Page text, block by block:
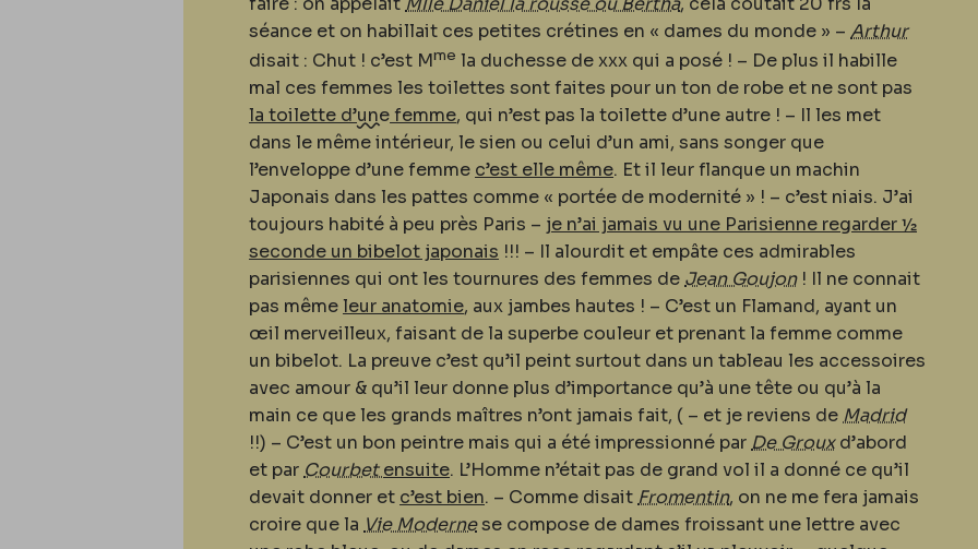
séance et on habillait ces petites crétines en « dames du monde » –Arthur
disait : Chut ! c’est Mme la duchesse de xxx qui a posé ! – De plus il habille
mal ces femmes les toilettes sont faites pour un ton de robe et ne sont pas
la toilette d’unefemme, qui n’est pas la toilette d’une autre ! – Il les met
dans le même intérieur, le sien ou celui d’un ami, sans songer que
l’enveloppe d’une femme c’est elle même. Et il leur flanque un machin
Japonais dans les pattes comme « portée de modernité » ! – c’est niais. J’ai
toujours habité à peu près Paris – je n’ai jamais vu une Parisienne regarder ½
seconde un bibelot japonais !!! – Il alourdit et empâte ces admirables
parisiennes qui ont les tournures des femmes deJean Goujon! Il ne connait
pas mêmeleur anatomie, aux jambes hautes ! – C’est un Flamand, ayant un
œil merveilleux, faisant de la superbe couleur et prenant la femme comme
un bibelot. La preuve c’est qu’il peint surtout dans un tableau les accessoires
avec amour & qu’il leur donne plus d’importance qu’à une tête ou qu’à la
main ce que les grands maîtres n’ont jamais fait, ( – et je reviens deMadrid
!!) – C’est un bon peintre mais qui a été impressionné parDe Grouxd’abord
et parCourbetensuite. L’Homme n’était pas de grand vol il a donné ce qu’il
devait donner et c’est bien. – Comme disaitFromentin, on ne me fera jamais
croire que laVie Modernese compose de dames froissant une lettre avec